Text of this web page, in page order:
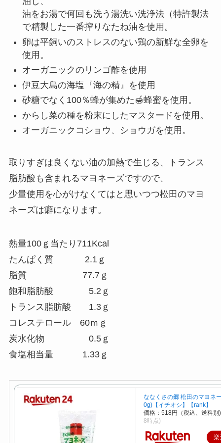
油をお湯で何回も洗う湯洗い洗浄法（特許製法
で精製した一番搾りなたね油を使用。
卵は平飼いのストレスのない鶏の新鮮な全卵を
使用。
オーガニックのリンゴ酢を使用
伊豆大島の海塩『海の精』を使用
砂糖でなく100％蜂が集めた🍯蜂蜜を使用。
からし菜の種を粉末にしたマスタードを使用。
オーガニックコショウ、ショウガを使用。
取りすぎは良くない油の加熱で生じる、トランス
脂肪酸も含まれるマヨネーズですので、
少量使用を心がけなくてはと思いつつ松田のマヨ
ネーズは癖になります。
熱量100ｇ当たり711Kcal
たんぱく質 2.1ｇ
脂質 77.7ｇ
飽和脂肪酸 5.2ｇ
トランス脂肪酸 1.3ｇ
コレステロール 60ｍｇ
炭水化物 0.5ｇ
食塩相当量 1.33ｇ
ななくさの郷 松田のマヨネ
0g)【イチオシ】【rank】
価格：518円（税込、送料
8時点)
楽